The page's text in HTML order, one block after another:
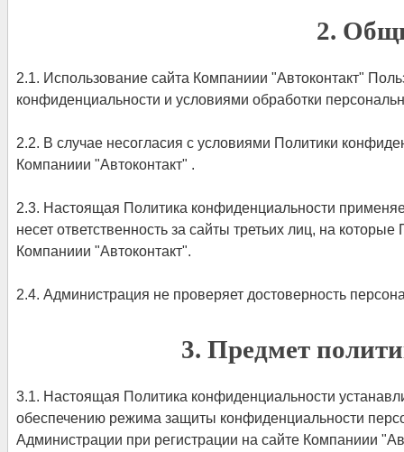
2.
2.1. Использование сайта Компаниии "Автоконтакт"
конфиденциальности и условиями обработки
2.2. В случае несогласия с условиями Политики
Компаниии "Автоконтакт" .
2.3. Настоящая Политика конфиденциальности
несет ответственность за сайты третьих лиц, на
Компаниии "Автоконтакт".
2.4. Администрация не проверяет достоверность
3. Предмет
3.1. Настоящая Политика конфиденциальности
обеспечению режима защиты конфиденциальности
Администрации при регистрации на сайте Компаниии